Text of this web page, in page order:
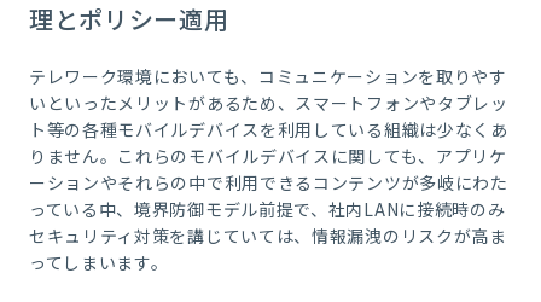
理とポリシー適用
テレワーク環境においても、コミュニケーションを取りやす
いといったメリットがあるため、スマートフォンやタブレッ
ト等の各種モバイルデバイスを利用している組織は少なくあ
りません。これらのモバイルデバイスに関しても、アプリケ
ーションやそれらの中で利用できるコンテンツが多岐にわた
っている中、境界防御モデル前提で、社内LANに接続時のみ
セキュリティ対策を講じていては、情報漏洩のリスクが高ま
ってしまいます。